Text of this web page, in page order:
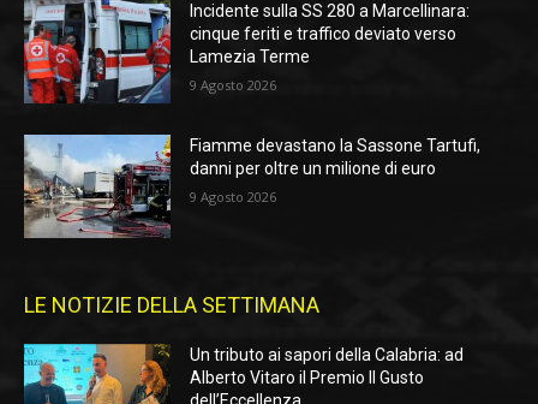
Incidente sulla SS 280 a Marcellinara:
cinque feriti e traffico deviato verso
Lamezia Terme
9 Agosto 2026
Fiamme devastano la Sassone Tartufi,
danni per oltre un milione di euro
9 Agosto 2026
LE NOTIZIE DELLA SETTIMANA
Un tributo ai sapori della Calabria: ad
Alberto Vitaro il Premio Il Gusto
dell’Eccellenza